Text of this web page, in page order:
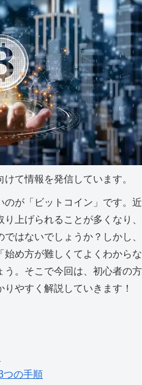
て情報を発信しています。
のが「ビットコイン」です。近
上げられることが多くなり、
はないでしょうか？しかし、
め方が難しくてよくわからな
う。そこで今回は、初心者の方
やすく解説していきます！
つの手順